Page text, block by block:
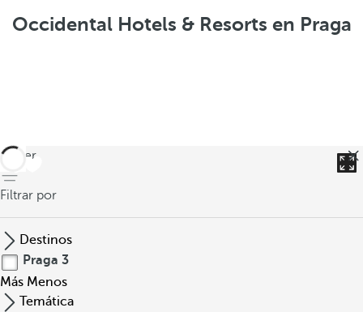
Occidental Hotels & Resorts en Praga
volver
Filtrar por
Destinos
Praga 3
Más Menos
Temática